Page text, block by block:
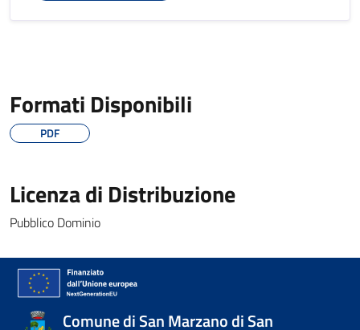
Formati Disponibili
PDF
Licenza di Distribuzione
Pubblico Dominio
Comune di San Marzano di San